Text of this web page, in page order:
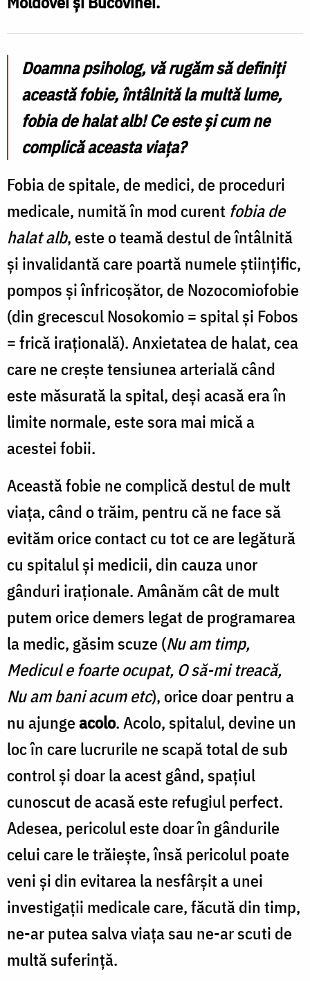
și
cum
învinge
această
teamă?
Doamna psiholog, vă rugăm să definiți
această fobie, întâlnită la multă lume,
fobia de halat alb! Ce este și cum ne
complică aceasta viața?
Fobia de spitale, de medici, de proceduri
medicale, numită în mod curent fobia de
halat alb, este o teamă destul de întâlnită
și invalidantă care poartă numele științific,
pompos și înfricoșător, de Nozocomiofobie
(din grecescul Nosokomio = spital și Fobos
= frică irațională). Anxietatea de halat, cea
care ne crește tensiunea arterială când
este măsurată la spital, deși acasă era în
limite normale, este sora mai mică a
acestei fobii.
Această fobie ne complică destul de mult
viața, când o trăim, pentru că ne face să
evităm orice contact cu tot ce are legătură
cu spitalul și medicii, din cauza unor
gânduri iraționale. Amânăm cât de mult
putem orice demers legat de programarea
la medic, găsim scuze (Nu am timp,
Medicul e foarte ocupat, O să-mi treacă,
Nu am bani acum etc), orice doar pentru a
nu ajungeacolo. Acolo, spitalul, devine un
loc în care lucrurile ne scapă total de sub
control și doar la acest gând, spațiul
cunoscut de acasă este refugiul perfect.
Adesea, pericolul este doar în gândurile
celui care le trăiește, însă pericolul poate
veni și din evitarea la nesfârșit a unei
investigații medicale care, făcută din timp,
ne-ar putea salva viața sau ne-ar scuti de
multă suferință.